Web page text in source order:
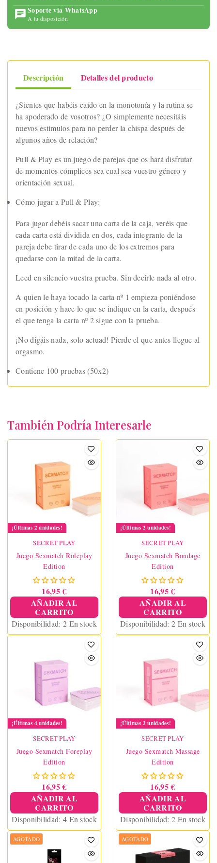
Soporte vía WhatsApp
A tu disposición
Descripción Detalles del producto
¿Sientes que habéis caído en la monotonía y la rutina se
ha apoderado de vosotros? ¿O simplemente necesitáis
nuevos estímulos para no perder la chispa después de
algunos años de relación?
Pull & Play es un juego de parejas que os hará disfrutar
de momentos cómplices sea cual sea vuestro género y
orientación sexual.
Cómo jugar a Pull & Play:
Para jugar debéis sacar una carta de la caja, veréis que
cada carta está dividida en dos, cada integrante de la
pareja debe tirar de cada uno de los extremos para
quedarse con la mitad de la carta.
Leed en silencio vuestra prueba. Sin decirle nada al otro.
A quien le haya tocado la carta nº 1 empieza poniéndose
en posición y hace lo que se indique en la carta, después
el que tenga la carta nº 2 sigue con la prueba.
¡No digáis nada, solo actuad! Pierde el que antes llegue al
orgasmo.
Contiene 100 pruebas (50x2)
También Podría Interesarle
¡Últimas 2 unidades!
SECRET PLAY
Juego Sexmatch Roleplay
Edition
16,95 €
AÑADIR AL
CARRITO
Disponibilidad: 2 En stock
¡Últimas 2 unidades!
SECRET PLAY
Juego Sexmatch Bondage
Edition
16,95 €
AÑADIR AL
CARRITO
Disponibilidad: 2 En stock
¡Últimas 4 unidades!
SECRET PLAY
Juego Sexmatch Foreplay
Edition
16,95 €
AÑADIR AL
CARRITO
Disponibilidad: 4 En stock
¡Últimas 2 unidades!
SECRET PLAY
Juego Sexmatch Massage
Edition
16,95 €
AÑADIR AL
CARRITO
Disponibilidad: 2 En stock
AGOTADO AGOTADO